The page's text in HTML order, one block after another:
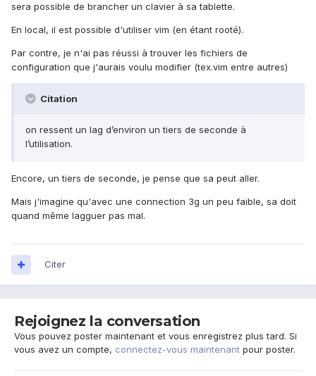
sera possible de brancher un clavier à sa tablette.
En local, il est possible d'utiliser vim (en étant rooté).
Par contre, je n'ai pas réussi à trouver les fichiers de
configuration que j'aurais voulu modifier (tex.vim entre autres)
Citation
on ressent un lag d’environ un tiers de seconde à
l’utilisation.
Encore, un tiers de seconde, je pense que sa peut aller.
Mais j'imagine qu'avec une connection 3g un peu faible, sa doit
quand même lagguer pas mal.
Citer
Rejoignez la conversation
Vous pouvez poster maintenant et vous enregistrez plus tard. Si
vous avez un compte, connectez-vous maintenant pour poster.